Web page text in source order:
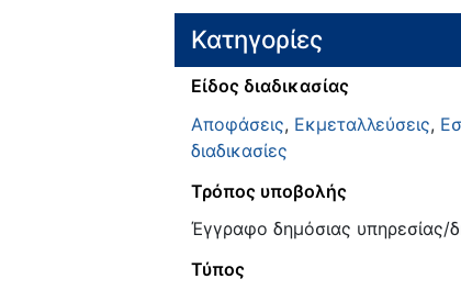
Κατηγορίες
Είδος διαδικασίας
Αποφάσεις, Εκμεταλλεύσεις,
διαδικασίες
Τρόπος υποβολής
Έγγραφο δημόσιας υπηρεσίας/
Τύπος